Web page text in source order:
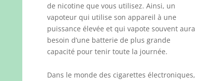
de nicotine que vous utilisez. Ainsi, un
vapoteur qui utilise son appareil à une
puissance élevée et qui vapote souvent aura
besoin d’une batterie de plus grande
capacité pour tenir toute la journée.
Dans le monde des cigarettes électroniques,